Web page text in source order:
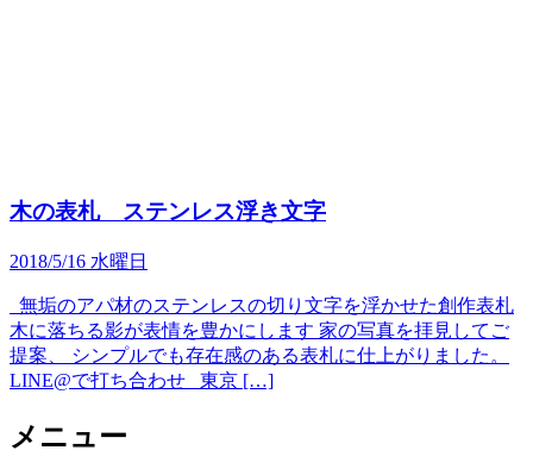
木の表札 ステンレス浮き文字
2018/5/16 水曜日
無垢のアパ材のステンレスの切り文字を浮かせた創作表札
木に落ちる影が表情を豊かにします 家の写真を拝見してご
提案、 シンプルでも存在感のある表札に仕上がりました。
LINE@で打ち合わせ 東京 […]
メニュー